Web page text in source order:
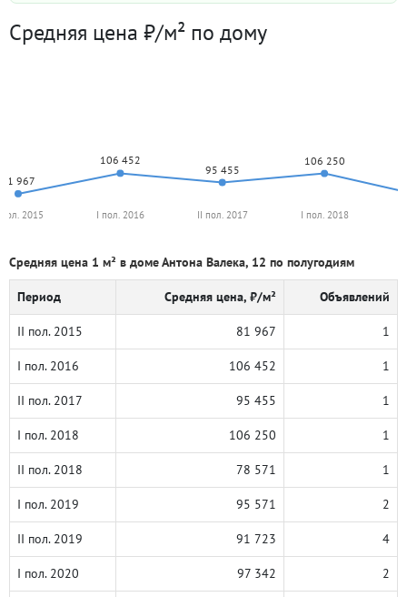
Средняя цена ₽/м² по дому
81 967
106 452
95 455
106 250
2015 I пол. 2016 II пол. 2017 I пол. 2018
Средняя цена 1 м² в доме Антона Валека, 12 по полугодиям
Период Средняя цена, ₽/м² Объявлений
II пол. 2015 81 967 1
I пол. 2016 106 452 1
II пол. 2017 95 455 1
I пол. 2018 106 250 1
II пол. 2018 78 571 1
I пол. 2019 95 571 2
II пол. 2019 91 723 4
I пол. 2020 97 342 2